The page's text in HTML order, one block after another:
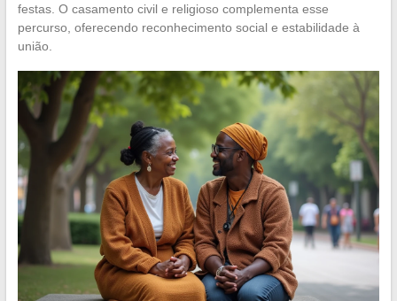
festas. O casamento civil e religioso complementa esse
percurso, oferecendo reconhecimento social e estabilidade à
união.